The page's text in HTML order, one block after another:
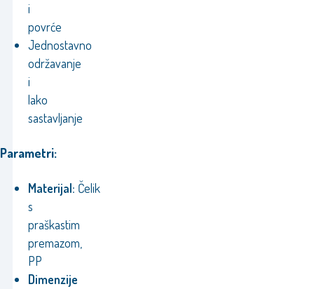
i
povrće
Jednostavno
održavanje
i
lako
sastavljanje
Parametri:
Materijal: Čelik
s
praškastim
premazom,
PP
Dimenzije